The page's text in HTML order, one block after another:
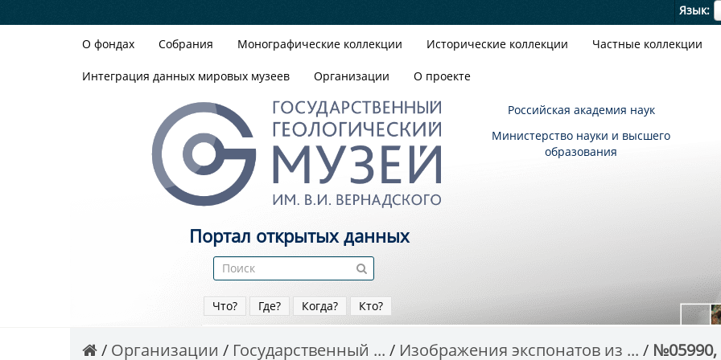
Язык
О фондах Собрания Монографические коллекции Исторические коллекции Частные коллекции
Интеграция данных мировых музеев Организации О проекте
Российская академия наук
Министерство науки и высшего
образования
Портал открытых данных
Что? Где? Когда? Кто?
Организации Государственный ... Изображения экспонатов из ... №05990,